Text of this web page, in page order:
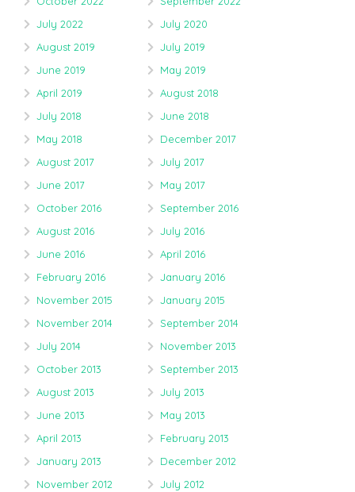
July 2022
July 2020
August 2019
July 2019
June 2019
May 2019
April 2019
August 2018
July 2018
June 2018
May 2018
December 2017
August 2017
July 2017
June 2017
May 2017
October 2016
September 2016
August 2016
July 2016
June 2016
April 2016
February 2016
January 2016
November 2015
January 2015
November 2014
September 2014
July 2014
November 2013
October 2013
September 2013
August 2013
July 2013
June 2013
May 2013
April 2013
February 2013
January 2013
December 2012
November 2012
July 2012